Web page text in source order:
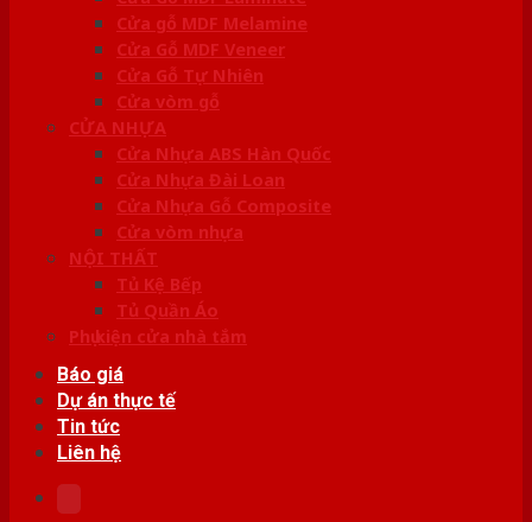
Cửa gỗ MDF Melamine
Cửa Gỗ MDF Veneer
Cửa Gỗ Tự Nhiên
Cửa vòm gỗ
CỬA NHỰA
Cửa Nhựa ABS Hàn Quốc
Cửa Nhựa Đài Loan
Cửa Nhựa Gỗ Composite
Cửa vòm nhựa
NỘI THẤT
Tủ Kệ Bếp
Tủ Quần Áo
Phụ kiện cửa nhà tắm
Báo giá
Dự án thực tế
Tin tức
Liên hệ